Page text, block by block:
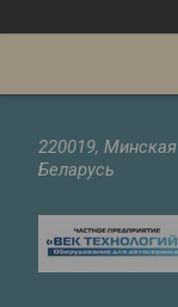
220019,
Беларусь